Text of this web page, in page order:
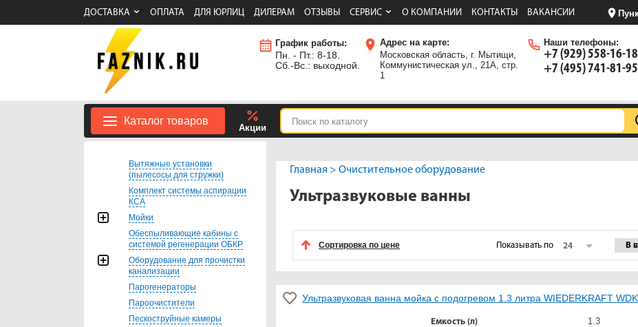
ДОСТАВКА ОПЛАТА ДЛЯ ЮРЛИЦ ДИЛЕРАМ ОТЗЫВЫ СЕРВИС О КОМПАНИИ КОНТАКТЫ ВАКАНСИИ
График работы:
Пн. - Пт.: 8-18.
Сб.-Вс.: выходной.
Адрес на карте:
Московская область, г. Мытищи,
Коммунистическая ул., 21А, стр.
1
Наши телефоны:
+7 (929) 558-16-18
+7 (495) 741-81-95
Каталог товаров
Акции
Вытяжные установки
(пылесосы для стружки)
Комплект системы аспирации
КСА
Мойки
Обеспыливающие кабины с
системой регенерации ОБКР
Оборудование для прочистки
канализации
Парогенераторы
Пароочистители
Пескоструйные камеры
Главная > Очистительное оборудование
Ультразвуковые ванны
Сортировка по цене В
Показывать по 24
Ультразвуковая ванна мойка с подогревом 1.3 литра WIEDERKRAFT
Емкость (л) 1.3